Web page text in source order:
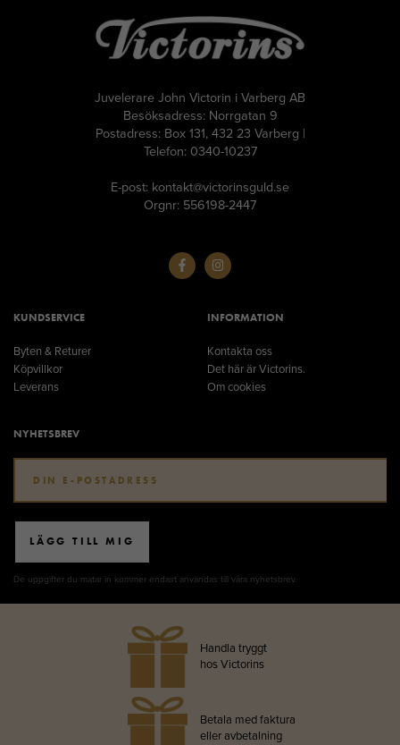
Juvelerare John Victorin i Varberg AB
Besöksadress: Norrgatan 9
Postadress: Box 131, 432 23 Varberg |
Telefon: 0340-10237
E-post: kontakt@victorinsguld.se
Orgnr: 556198-2447
KUNDSERVICE
Byten & Returer
Köpvillkor
Leverans
INFORMATION
Kontakta oss
Det här är Victorins.
Om cookies
NYHETSBREV
LÄGG TILL MIG
De uppgifter du matar in kommer endast användas till våra nyhetsbrev.
Handla tryggt
hos Victorins
Betala med faktura
eller avbetalning